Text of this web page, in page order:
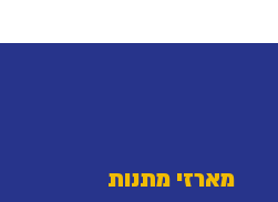
מארזי מתנות